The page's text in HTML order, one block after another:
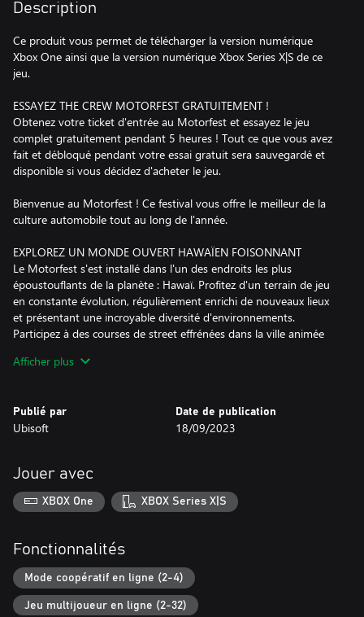
Description
Ce produit vous permet de télécharger la version numérique
Xbox One ainsi que la version numérique Xbox Series X|S de ce
jeu.
ESSAYEZ THE CREW MOTORFEST GRATUITEMENT !
Obtenez votre ticket d'entrée au Motorfest et essayez le jeu
complet gratuitement pendant 5 heures ! Tout ce que vous avez
fait et débloqué pendant votre essai gratuit sera sauvegardé et
disponible si vous décidez d'acheter le jeu.
Bienvenue au Motorfest ! Ce festival vous offre le meilleur de la
culture automobile tout au long de l'année.
EXPLOREZ UN MONDE OUVERT HAWAÏEN FOISONNANT
Le Motorfest s'est installé dans l'un des endroits les plus
époustouflants de la planète : Hawaï. Profitez d'un terrain de jeu
en constante évolution, régulièrement enrichi de nouveaux lieux
et présentant une incroyable diversité d'environnements.
Participez à des courses de street effrénées dans la ville animée
pentes cendrées d'un volcan, ou négociez le virage parfait sur les
CÉLÉBREZ TOUTES LES FACETTES DE LA CULTURE AUTOMOBILE
Profitez d'une variété d'activités de pilotage passionnantes et
Chacune d'entre elles offre une immersion dans un univers
différent de la culture automobile, du street racing à la japonaise
aux hypercars électriques, en passant par les cascades inspirées
playlists sont ajoutées au jeu chaque nouvelle saison.
COLLECTIONNEZ PLUS DE 700 VÉHICULES
The Crew Motorfest propose un line-up toujours grandissant de
voitures, de motos, d'avions, de bateaux et plus encore !
Afficher plus
Publié par
Ubisoft
Date de publication
18/09/2023
Jouer avec
XBOX One XBOX Series X|S
Fonctionnalités
Mode coopératif en ligne (2-4)
Jeu multijoueur en ligne (2-32)